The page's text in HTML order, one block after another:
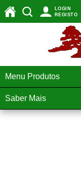
LOGIN
REGISTO
Menu Produtos
Saber Mais